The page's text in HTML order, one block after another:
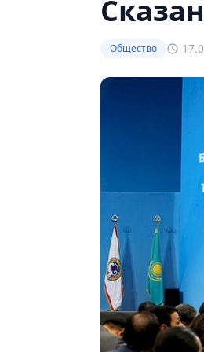
Общество